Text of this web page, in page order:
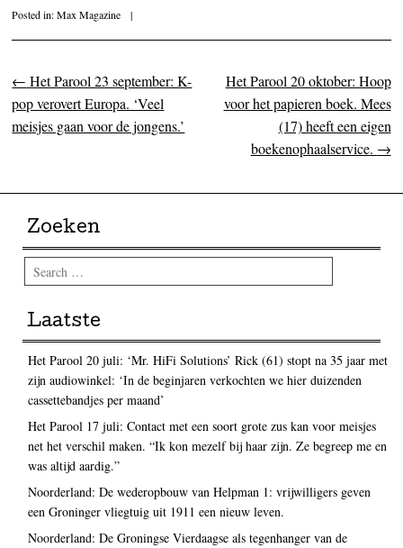
Posted in:Max Magazine |
Post navigation
← Het Parool 23 september: K-
pop verovert Europa. ‘Veel
meisjes gaan voor de jongens.’
Het Parool 20 oktober: Hoop
voor het papieren boek. Mees
(17) heeft een eigen
boekenophaalservice. →
Zoeken
Search
Laatste
Het Parool 20 juli: ‘Mr. HiFi Solutions’ Rick (61) stopt na 35 jaar met
zijn audiowinkel: ‘In de beginjaren verkochten we hier duizenden
cassettebandjes per maand’
Het Parool 17 juli: Contact met een soort grote zus kan voor meisjes
net het verschil maken. “Ik kon mezelf bij haar zijn. Ze begreep me en
was altijd aardig.”
Noorderland: De wederopbouw van Helpman 1: vrijwilligers geven
een Groninger vliegtuig uit 1911 een nieuw leven.
Noorderland: De Groningse Vierdaagse als tegenhanger van de